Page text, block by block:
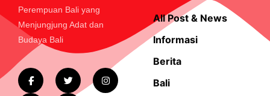
Perempuan Bali yang
Menjungjung Adat dan
Budaya Bali
All Post & News
Informasi
Berita
Bali